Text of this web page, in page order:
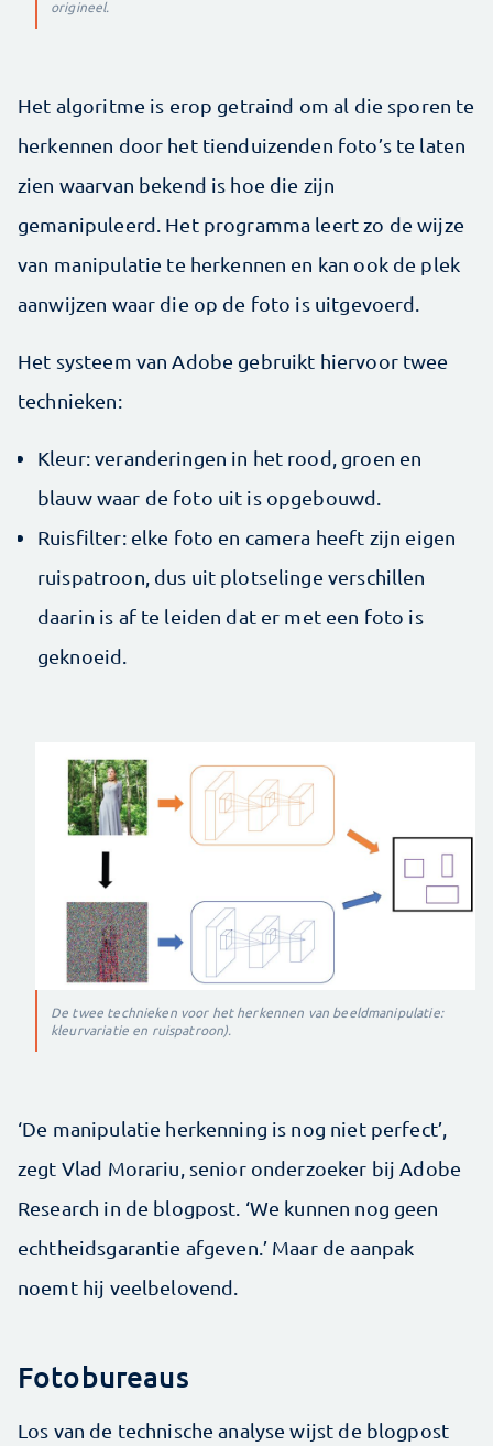
origineel.
Het algoritme is erop getraind om al die sporen te
herkennen door het tienduizenden foto’s te laten
zien waarvan bekend is hoe die zijn
gemanipuleerd. Het programma leert zo de wijze
van manipulatie te herkennen en kan ook de plek
aanwijzen waar die op de foto is uitgevoerd.
Het systeem van Adobe gebruikt hiervoor twee
technieken:
Kleur: veranderingen in het rood, groen en
blauw waar de foto uit is opgebouwd.
Ruisfilter: elke foto en camera heeft zijn eigen
ruispatroon, dus uit plotselinge verschillen
daarin is af te leiden dat er met een foto is
geknoeid.
De twee technieken voor het herkennen van beeldmanipulatie:
kleurvariatie en ruispatroon).
‘De manipulatie herkenning is nog niet perfect’,
zegt Vlad Morariu, senior onderzoeker bij Adobe
Research in de blogpost. ‘We kunnen nog geen
echtheidsgarantie afgeven.’ Maar de aanpak
noemt hij veelbelovend.
Fotobureaus
Los van de technische analyse wijst de blogpost